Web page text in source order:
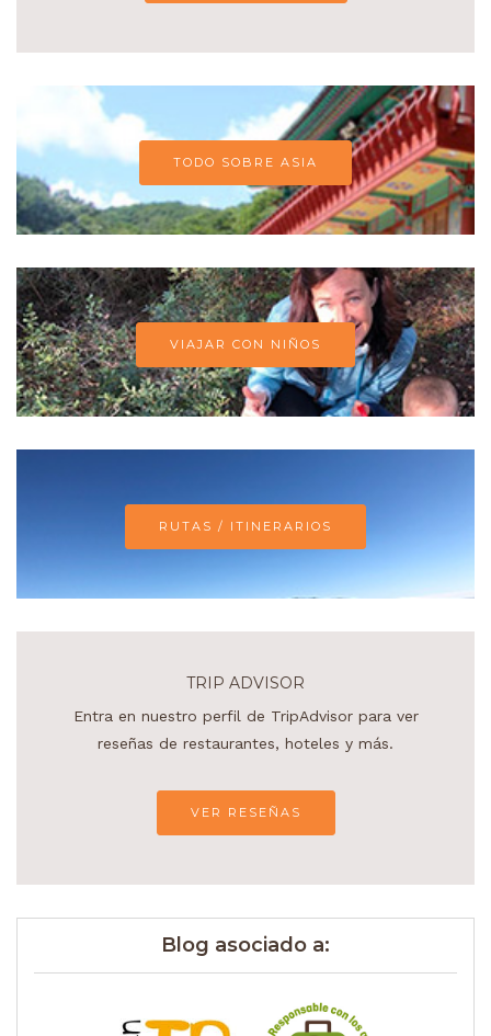
TODO SOBRE ASIA
VIAJAR CON NIÑOS
RUTAS / ITINERARIOS
TRIP ADVISOR
Entra en nuestro perfil de TripAdvisor para ver
reseñas de restaurantes, hoteles y más.
VER RESEÑAS
Blog asociado a: